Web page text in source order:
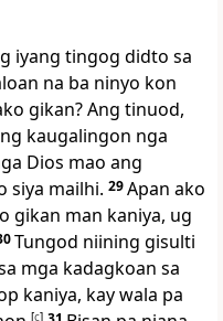
iyang tingog didto sa
na ba ninyo kon
gikan? Ang tinuod,
kaugalingon nga
Dios mao ang
siya mailhi. 29Apan ako
gikan man kaniya, ug
Tungod niining gisulti
mga kadagkoan sa
kaniya, kay wala pa
[c]